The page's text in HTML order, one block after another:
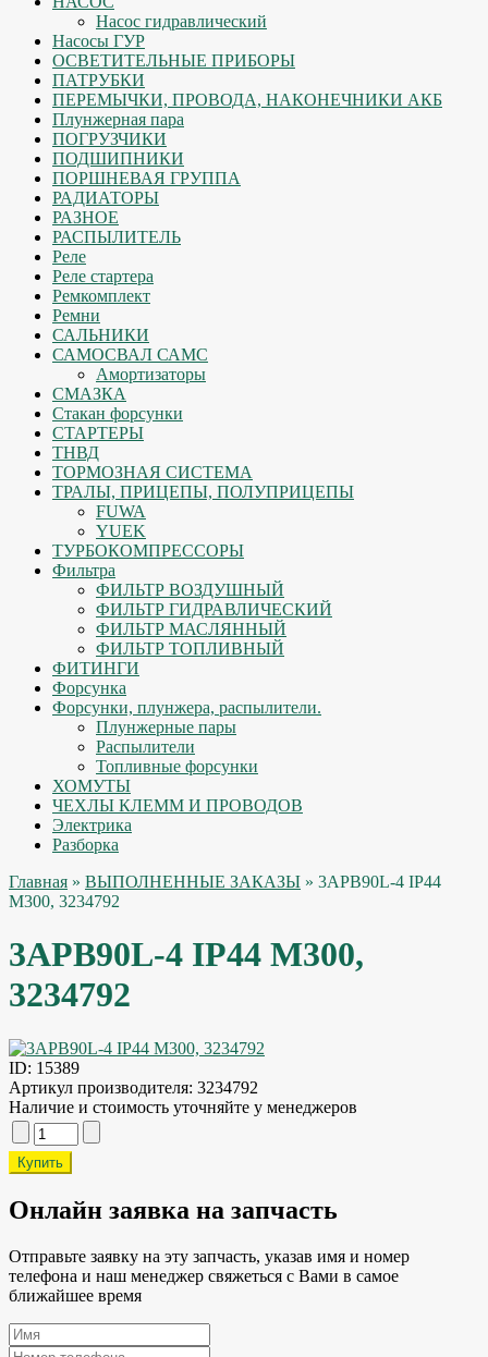
Насос гидравлический
Насосы ГУР
ОСВЕТИТЕЛЬНЫЕ ПРИБОРЫ
ПАТРУБКИ
ПЕРЕМЫЧКИ, ПРОВОДА, НАКОНЕЧНИКИ АКБ
Плунжерная пара
ПОГРУЗЧИКИ
ПОДШИПНИКИ
ПОРШНЕВАЯ ГРУППА
РАДИАТОРЫ
РАЗНОЕ
РАСПЫЛИТЕЛЬ
Реле
Реле стартера
Ремкомплект
Ремни
САЛЬНИКИ
САМОСВАЛ САМС
Амортизаторы
СМАЗКА
Стакан форсунки
СТАРТЕРЫ
ТНВД
ТОРМОЗНАЯ СИСТЕМА
ТРАЛЫ, ПРИЦЕПЫ, ПОЛУПРИЦЕПЫ
FUWA
YUEK
ТУРБОКОМПРЕССОРЫ
Фильтра
ФИЛЬТР ВОЗДУШНЫЙ
ФИЛЬТР ГИДРАВЛИЧЕСКИЙ
ФИЛЬТР МАСЛЯННЫЙ
ФИЛЬТР ТОПЛИВНЫЙ
ФИТИНГИ
Форсунка
Форсунки, плунжера, распылители.
Плунжерные пары
Распылители
Топливные форсунки
ХОМУТЫ
ЧЕХЛЫ КЛЕММ И ПРОВОДОВ
Электрика
Разборка
Главная » ВЫПОЛНЕННЫЕ ЗАКАЗЫ » 3APB90L-4 IP44
M300, 3234792
3APB90L-4 IP44 M300,
3234792
ID: 15389
Артикул производителя: 3234792
Наличие и стоимость уточняйте у менеджеров
Онлайн заявка на запчасть
Отправьте заявку на эту запчасть, указав имя и номер
телефона и наш менеджер свяжеться с Вами в самое
ближайшее время